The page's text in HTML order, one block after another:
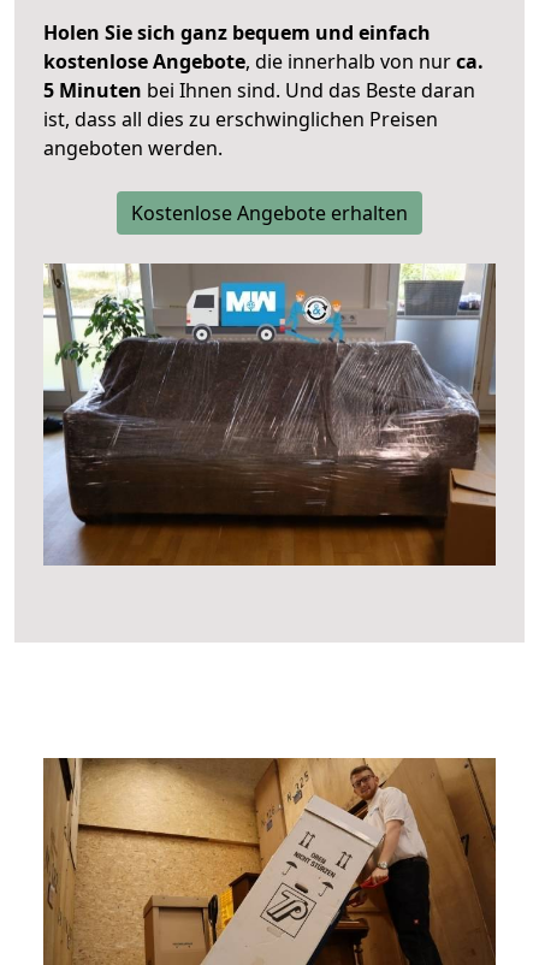
Holen Sie sich ganz bequem und einfach
kostenlose Angebote, die innerhalb von nurca.
5 Minuten bei Ihnen sind. Und das Beste daran
ist, dass all dies zu erschwinglichen Preisen
angeboten werden.
Kostenlose Angebote erhalten